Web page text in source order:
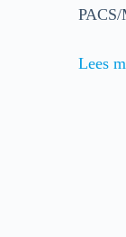
Lees